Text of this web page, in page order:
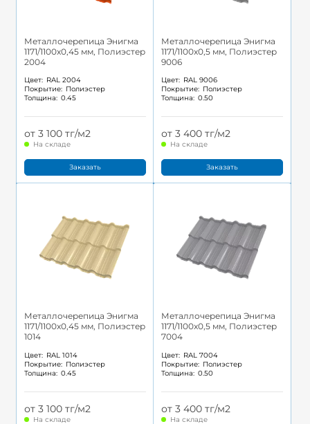
Металлочерепица Энигма
1171/1100x0,45 мм, Полиэстер
2004
Цвет: RAL 2004
Покрытие: Полиэстер
Толщина: 0.45
от 3 100 тг/м2
На складе
Заказать
Металлочерепица Энигма
1171/1100x0,5 мм, Полиэстер
9006
Цвет: RAL 9006
Покрытие: Полиэстер
Толщина: 0.50
от 3 400 тг/м2
На складе
Заказать
Металлочерепица Энигма
1171/1100x0,45 мм, Полиэстер
1014
Цвет: RAL 1014
Покрытие: Полиэстер
Толщина: 0.45
от 3 100 тг/м2
На складе
Металлочерепица Энигма
1171/1100x0,5 мм, Полиэстер
7004
Цвет: RAL 7004
Покрытие: Полиэстер
Толщина: 0.50
от 3 400 тг/м2
На складе